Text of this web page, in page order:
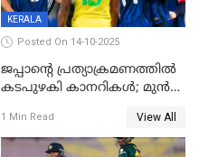
KERALA
Posted On 14-10-2025
ജപ്പാന്റെ പ്രത്യാക്രമണത്തിൽ
കടപുഴകി കാനറികൾ; മുൻ
ജപ്പാന്റെ ആദ്യ ജയം
1 Min Read View All